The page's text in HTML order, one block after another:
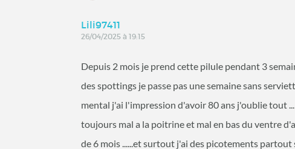
Lili97411
26/04/2025 à 19:15
Depuis 2 mois je prend cette pilule pendant 3
des spottings je passe pas une semaine sans
mental j'ai l'impression d'avoir 80 ans j'oublie tout
toujours mal a la poitrine et mal en bas du ventre
de 6 mois ......et surtout j'ai des picotements